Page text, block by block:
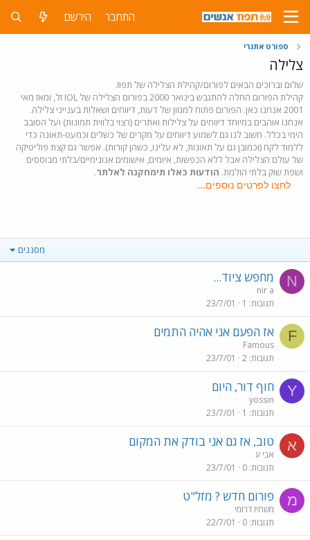
התחבר הירשם
ספורט אתגרי
צלילה
שלום וברוכים הבאים לפורום/קהילת הצלילה של תפוז.
קהילת הפורום החלה להתגבש בינואר 2000 בפורום הצלילה של IOL זל, ומאז מאי
2001 אנחנו כאן. הפורום פתוח למגוון של דעות, דיווחים ושאלות בענייני צלילה.
אנחנו אוהבים במיוחד דיווחים על צלילות ואתרים (רצוי בלווית תמונות) ועל הסובב
הימי בכלל. חשוב לנו גם לשמוע דיווחים על מקרים של כשלים וכמעט-תאונה כדי
ללמוד לקח (וכמובן גם על תאונות, לא עלינו, כשהן קורות). אפשר גם קצת פוליטיקה
של עולם הצלילה אבל ללא הכפשות, איומים, אישומים אנונימיים/בלתי מבוססים
ושפת שוק בלתי הולמת. הודעות כאלו תימחקנה לאלתר.
לחצו לפרטים נוספים...
מסננים
N מחפש ציוד...
nir a
תגובות 1
23/7/01
F אז הפעם אני אהיה התמים
Famous
תגובות 2
23/7/01
Y חוף דור, היום
yossin
תגובות 1
23/7/01
א טוב, אז גם אני בודק את המקום
אבי ע
תגובות 0
23/7/01
מ פורום חדש ? מזל"ט
משחיז דרומי
תגובות 0
22/7/01